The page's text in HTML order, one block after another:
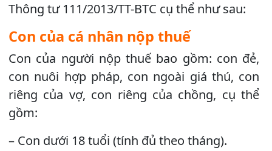
Thông tư 111/2013/TT-BTC cụ thể như sau:
Con của cá nhân nộp thuế
Con của người nộp thuế bao gồm: con đẻ,
con nuôi hợp pháp, con ngoài giá thú, con
riêng của vợ, con riêng của chồng, cụ thể
gồm:
– Con dưới 18 tuổi (tính đủ theo tháng).